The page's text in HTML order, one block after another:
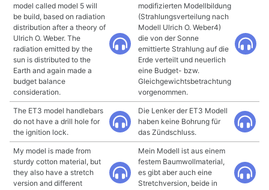
model called model 5 will
be build, based on radiation
distribution after a theory of
Ulrich O. Weber. The
radiation emitted by the
sun is distributed to the
Earth and again made a
budget balance
consideration.
modifizierten Modellbildung
(Strahlungsverteilung nach
Modell Ulrich O. Weber4)
die von der Sonne
emittierte Strahlung auf die
Erde verteilt und neuerlich
eine Budget- bzw.
Gleichgewichtsbetrachtung
vorgenommen.
The ET3 model handlebars
do not have a drill hole for
the ignition lock.
Die Lenker der ET3 Modell
haben keine Bohrung für
das Zündschluss.
My model is made from
sturdy cotton material, but
they also have a stretch
version and different
Mein Modell ist aus einem
festem Baumwollmaterial,
es gibt aber auch eine
Stretchversion, beide in